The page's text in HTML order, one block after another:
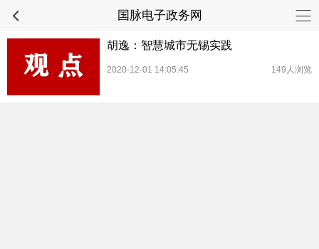
国脉电子政务网
胡逸：智慧城市无锡实践
2020-12-01 14:05:45 149人浏览